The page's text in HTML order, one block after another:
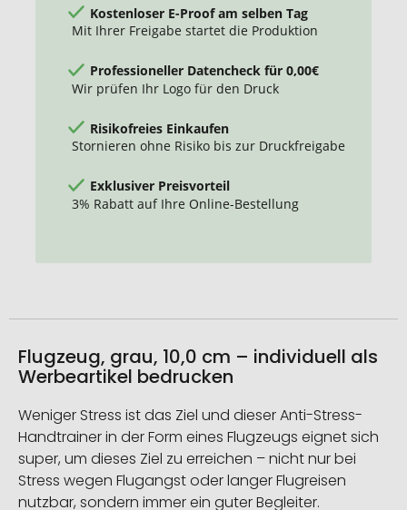
Kostenloser E-Proof am selben Tag
Mit Ihrer Freigabe startet die Produktion
Professioneller Datencheck für 0,00€
Wir prüfen Ihr Logo für den Druck
Risikofreies Einkaufen
Stornieren ohne Risiko bis zur Druckfreigabe
Exklusiver Preisvorteil
3% Rabatt auf Ihre Online-Bestellung
Flugzeug, grau, 10,0 cm – individuell als
Werbeartikel bedrucken
Weniger Stress ist das Ziel und dieser Anti-Stress-
Handtrainer in der Form eines Flugzeugs eignet sich
super, um dieses Ziel zu erreichen – nicht nur bei
Stress wegen Flugangst oder langer Flugreisen
nutzbar, sondern immer ein guter Begleiter.